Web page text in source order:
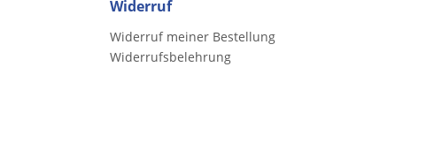
Widerruf
Widerruf meiner Bestellung
Widerrufsbelehrung